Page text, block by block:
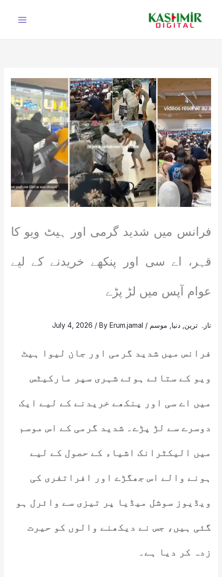
فرانس میں شدید گرمی اور ہیٹ ویو کا
قہر، اے سی اور پنکھے خریدنے کے لیے
عوام آپس میں لڑ پڑے
تازہ ترین دنیا موسم /
July 4, 2026 / ByErum.jamal
فرانس میں شدید گرمی اور جان لیوا ہیٹ
ویو کے ستائے ہوئے شہری سپر مارکیٹس
میں اے سی اور پنکھے خریدنے کے لیے ایک
دوسرے سے لڑ پڑے۔ شدید گرمی کے اس موسم
میں الیکٹرانک اشیاء کے حصول کے لیے
ہونے والے اس جھگڑے اور افراتفری کی
ویڈیوز سوشل میڈیا پر تیزی سے وائرل ہو
گئی ہیں، جس نے دیکھنے والوں کو حیرت
زدہ کر دیا ہے۔